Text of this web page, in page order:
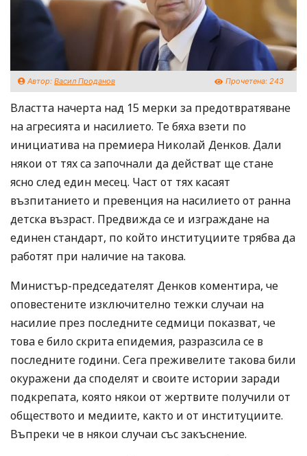
Автор: Васил Проданов Прочетена: 243
Властта начерта над 15 мерки за предотвратяване
на агресията и насилието. Те бяха взети по
инициатива на премиера Николай Денков. Дали
някои от тях са започнали да действат ще стане
ясно след един месец. Част от тях касаят
възпитанието и превенция на насилието от ранна
детска възраст. Предвижда се и изграждане на
единен стандарт, по който институциите трябва да
работят при наличие на такова.
Министър-председателят Денков коментира, че
оповестените изключително тежки случаи на
насилие през последните седмици показват, че
това е било скрита епидемия, разразсила се в
последните години. Сега преживелите такова били
окуражени да споделят и своите истории заради
подкрепата, която някои от жертвите получили от
обществото и медиите, както и от институциите.
Въпреки че в някои случаи със закъснение.